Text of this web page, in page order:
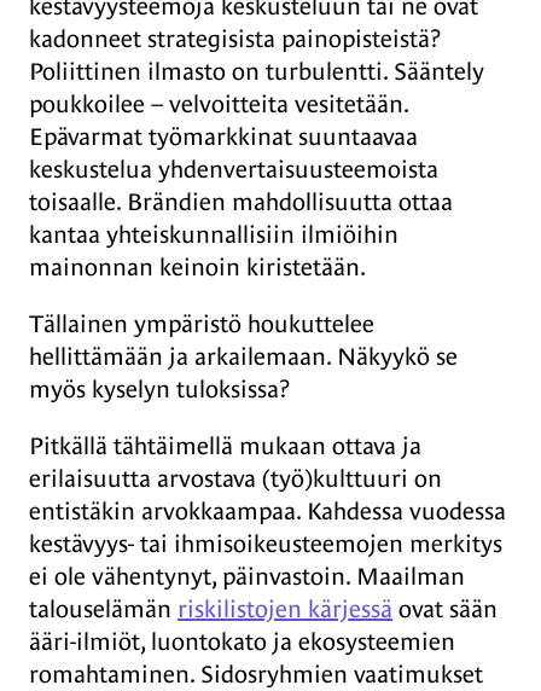
kestävyysteemoja keskusteluun tai ne ovat
kadonneet strategisista painopisteistä?
Poliittinen ilmasto on turbulentti. Sääntely
poukkoilee – velvoitteita vesitetään.
Epävarmat työmarkkinat suuntaavaa
keskustelua yhdenvertaisuusteemoista
toisaalle. Brändien mahdollisuutta ottaa
kantaa yhteiskunnallisiin ilmiöihin
mainonnan keinoin kiristetään.
Tällainen ympäristö houkuttelee
hellittämään ja arkailemaan. Näkyykö se
myös kyselyn tuloksissa?
Pitkällä tähtäimellä mukaan ottava ja
erilaisuutta arvostava (työ)kulttuuri on
entistäkin arvokkaampaa. Kahdessa vuodessa
kestävyys- tai ihmisoikeusteemojen merkitys
ei ole vähentynyt, päinvastoin. Maailman
talouselämän riskilistojen kärjessä ovat sään
ääri-ilmiöt, luontokato ja ekosysteemien
romahtaminen. Sidosryhmien vaatimukset